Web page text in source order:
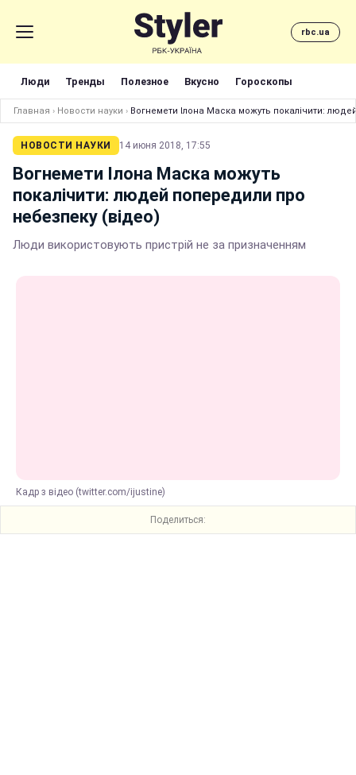
rbc.ua
Люди Тренды Полезное Вкусно Гороскопы
Главная › Новости науки › Вогнемети Ілона Маска можуть покалічити:
НОВОСТИ НАУКИ 14 июня 2018, 17:55
Вогнемети Ілона Маска можуть
покалічити: людей попередили про
небезпеку (відео)
Люди використовують пристрій не за призначенням
Кадр з відео (twitter.com/ijustine)
Поделиться: